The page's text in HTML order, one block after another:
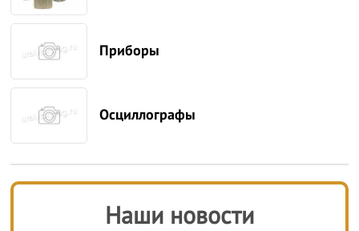
Приборы
Осциллографы
Наши новости